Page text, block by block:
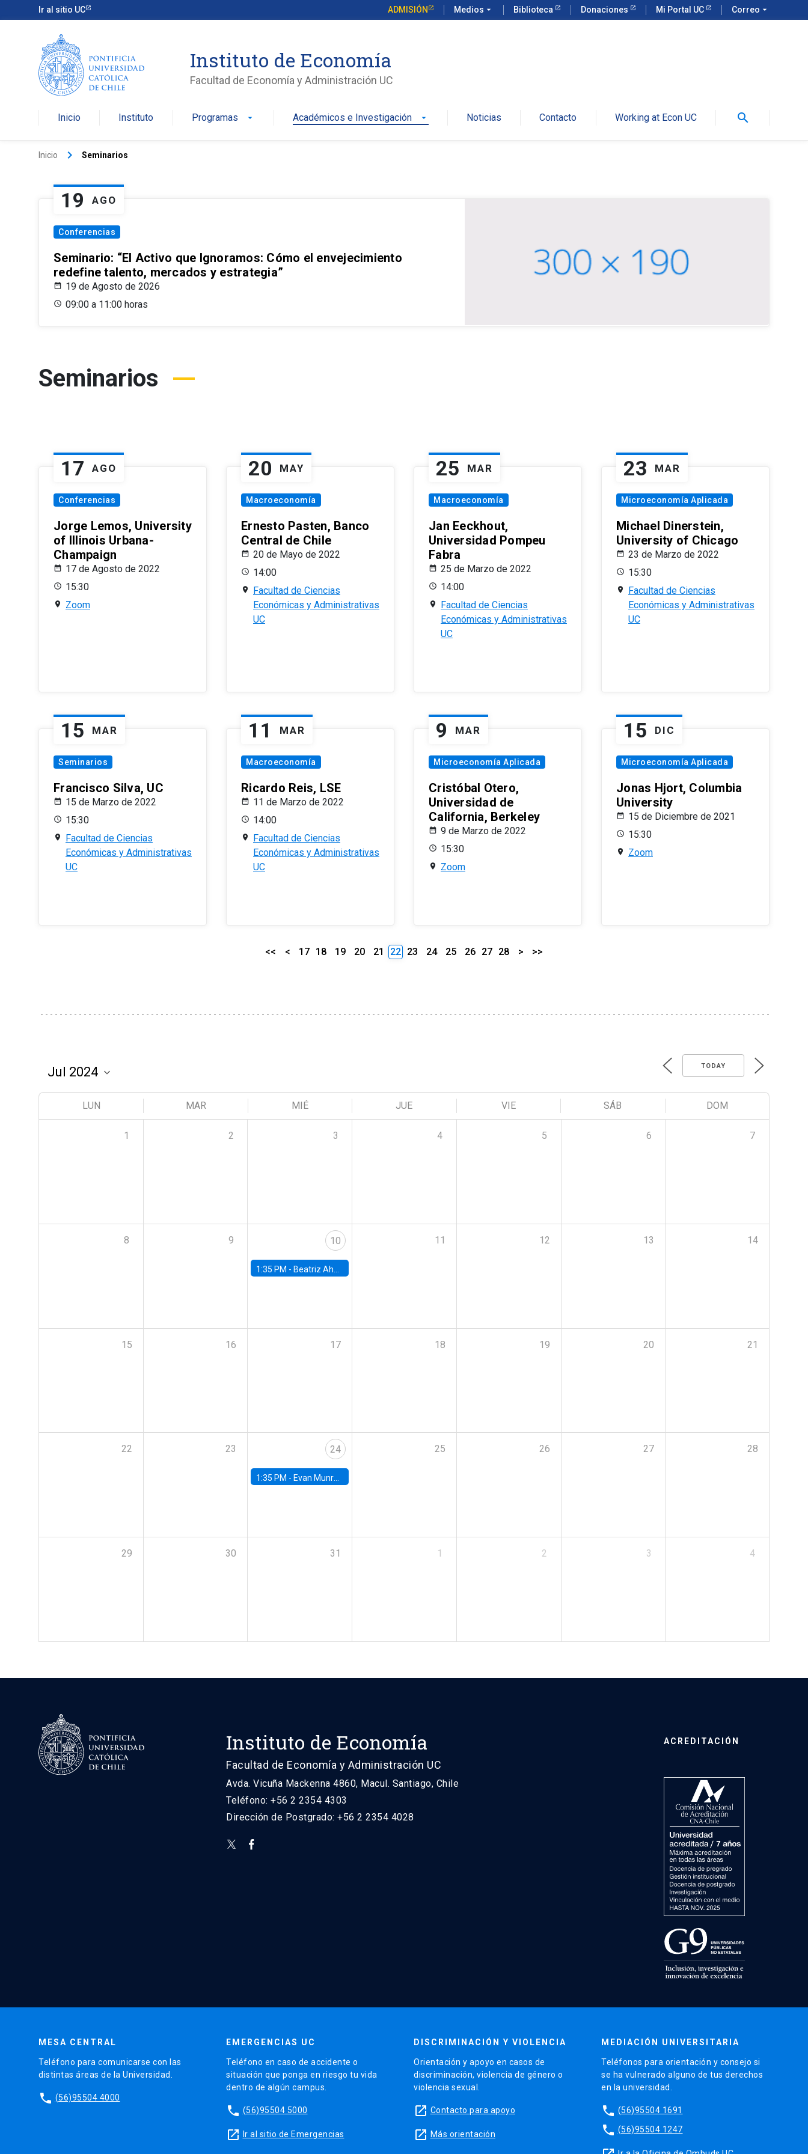
Ir al sitio UC ADMISIÓN Medios arrow_drop_down Biblioteca Donaciones Mi Portal UC Correo arrow_drop_down
Instituto de Economía
Facultad de Economía y Administración UC
Inicio Instituto Programas arrow_drop_down Académicos e Investigación arrow_drop_down Noticias Contacto Working at Econ UC search
Inicio keyboard_arrow_right Seminarios
19 AGO
Conferencias
Seminario: “El Activo que Ignoramos: Cómo el envejecimiento
redefine talento, mercados y estrategia”
19 de Agosto de 2026
09:00 a 11:00 horas
Seminarios
17 AGO
Conferencias
Jorge Lemos, University
of Illinois Urbana-
Champaign
17 de Agosto de 2022
15:30
Zoom
20 MAY
Macroeconomía
Ernesto Pasten, Banco
Central de Chile
20 de Mayo de 2022
14:00
Facultad de Ciencias
Económicas y Administrativas
UC
25 MAR
Macroeconomía
Jan Eeckhout,
Universidad Pompeu
Fabra
25 de Marzo de 2022
14:00
Facultad de Ciencias
Económicas y Administrativas
UC
23 MAR
Microeconomía Aplicada
Michael Dinerstein,
University of Chicago
23 de Marzo de 2022
15:30
Facultad de Ciencias
Económicas y Administrativas
UC
15 MAR
Seminarios
Francisco Silva, UC
15 de Marzo de 2022
15:30
Facultad de Ciencias
Económicas y Administrativas
UC
11 MAR
Macroeconomía
Ricardo Reis, LSE
11 de Marzo de 2022
14:00
Facultad de Ciencias
Económicas y Administrativas
UC
9 MAR
Microeconomía Aplicada
Cristóbal Otero,
Universidad de
California, Berkeley
9 de Marzo de 2022
15:30
Zoom
15 DIC
Microeconomía Aplicada
Jonas Hjort, Columbia
University
15 de Diciembre de 2021
15:30
Zoom
<< < 17 18 19 20 21 22 23 24 25 26 27 28 > >>
TODAY
LUN MAR MIÉ JUE VIE SÁB DOM
1 2 3 4 5 6 7
8 9 10
1:35 PM - Beatriz Ahumada, PhD candidate, Universidad de Pittsburgh
11 12 13 14
15 16 17 18 19 20 21
22 23 24
1:35 PM - Evan Munro, Neyman Visiting Assistant Professor in the Department of Statistics at UC Berkeley
25 26 27 28
29 30 31 1 2 3 4
Instituto de Economía
Facultad de Economía y Administración UC
Avda. Vicuña Mackenna 4860, Macul. Santiago, Chile
Teléfono: +56 2 2354 4303
Dirección de Postgrado: +56 2 2354 4028
ACREDITACIÓN
MESA CENTRAL
Teléfono para comunicarse con las
distintas áreas de la Universidad.
phone (56)95504 4000
EMERGENCIAS UC
Teléfono en caso de accidente o
situación que ponga en riesgo tu vida
dentro de algún campus.
phone (56)95504 5000
launch Ir al sitio de Emergencias
DISCRIMINACIÓN Y VIOLENCIA
Orientación y apoyo en casos de
discriminación, violencia de género o
violencia sexual.
launch Contacto para apoyo
launch Más orientación
MEDIACIÓN UNIVERSITARIA
Teléfonos para orientación y consejo si
se ha vulnerado alguno de tus derechos
en la universidad.
phone (56)95504 1691
phone (56)95504 1247